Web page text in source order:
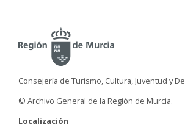
Consejería de Turismo, Cultura, Juventud y
© Archivo General de la Región de Murcia.
Localización